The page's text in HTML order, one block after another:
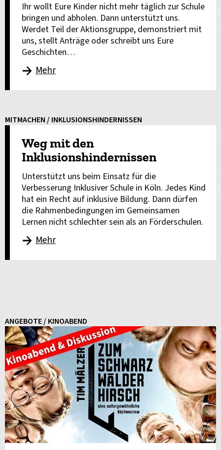
Ihr wollt Eure Kinder nicht mehr täglich zur Schule
bringen und abholen. Dann unterstützt uns.
Werdet Teil der Aktionsgruppe, demonstriert mit
uns, stellt Anträge oder schreibt uns Eure
Geschichten…
Mehr
MITMACHEN / INKLUSIONSHINDERNISSEN
Weg mit den
Inklusionshindernissen
Unterstützt uns beim Einsatz für die
Verbesserung Inklusiver Schule in Köln. Jedes Kind
hat ein Recht auf inklusive Bildung. Dann dürfen
die Rahmenbedingungen im Gemeinsamen
Lernen nicht schlechter sein als an Förderschulen.
Mehr
ANGEBOTE / KINOABEND